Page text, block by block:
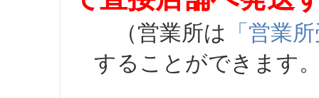
（営業所は 「営業
することができます